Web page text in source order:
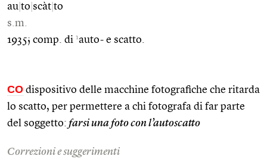
au to scàt to
s.m.
1935; comp. di 1auto- e scatto.
CO dispositivo delle macchine fotografiche che ritarda
lo scatto, per permettere a chi fotografa di far parte
del soggetto: farsi una foto con l’autoscatto
Correzioni e suggerimenti